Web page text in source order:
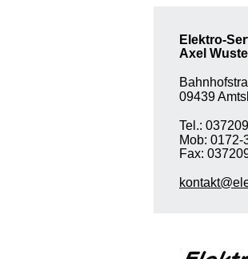
Elektro-
Axel
09439
Tel.:
Mob: 0172-
Fax: